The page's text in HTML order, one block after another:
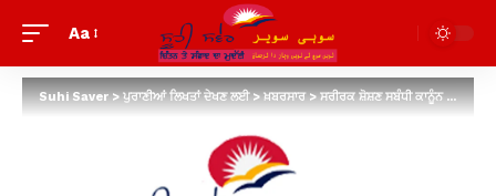
Aa
Suhi Saver>ਪੁਰਾਣੀਆਂ ਲਿਖਤਾਂ ਦੇਖਣ ਲਈ>ਖ਼ਬਰਸਾਰ>ਸਰੀਰਕ ਸ਼ੋਸ਼ਣ ਸਬੰਧੀ ਕਾਨੂੰਨ ਵਿੱਚ ਤਬਦੀਲੀ -ਦੀਪਤੀ ਧਰਮਾਨੀ